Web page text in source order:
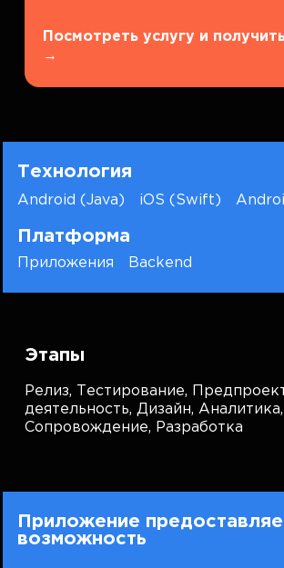
Посмотреть услугу и
→
Технология
Android (Java) iOS (Swift)
Платформа
Приложения Backend
Этапы
Релиз, Тестирование,
деятельность,Дизайн,Аналитика,
Сопровождение, Разработка
Приложение
возможность